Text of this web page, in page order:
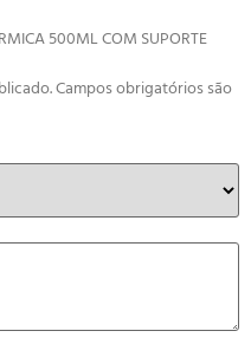
500ML COM SUPORTE
Campos obrigatórios são